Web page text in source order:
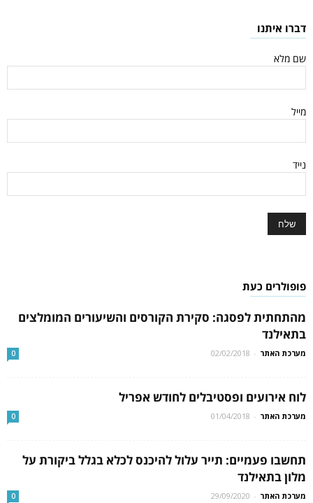
דברו איתנו
שם מלא
מייל
נייד
פופולרים כעת
מהתחתית לפסגה: סקירת הקורסים והשיעורים המומלצים
בתאילנד
מערכת האתר -
02/02/2018
0
לוח אירועים ופסטיבלים לחודש אפריל
מערכת האתר -
01/04/2018
0
תחשבו פעמיים: תייר עלול להיכנס לכלא בגלל ביקורת על
מלון בתאילנד
מערכת האתר -
29/09/2020
0